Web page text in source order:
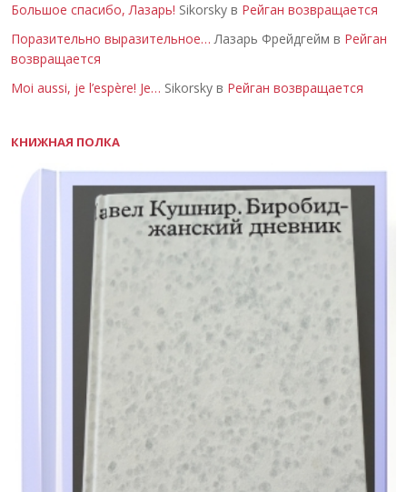
Большое спасибо, Лазарь! Sikorsky в Рейган возвращается
Поразительно выразительное… Лазарь Фрейдгейм в Рейган
возвращается
Moi aussi, je l’espère! Je… Sikorsky в Рейган возвращается
КНИЖНАЯ ПОЛКА